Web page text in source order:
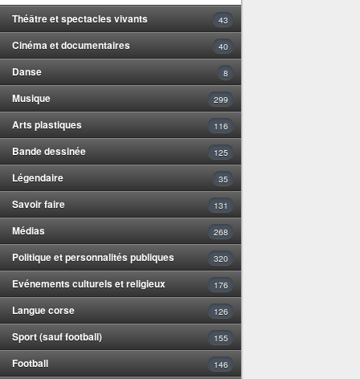
Théâtre et spectacles vivants 43
Cinéma et documentaires 40
Danse 8
Musique 299
Arts plastiques 116
Bande dessinée 125
Légendaire 35
Savoir faire 131
Médias 268
Politique et personnalités publiques 320
Evénements culturels et religieux 176
Langue corse 126
Sport (sauf football) 155
Football 146